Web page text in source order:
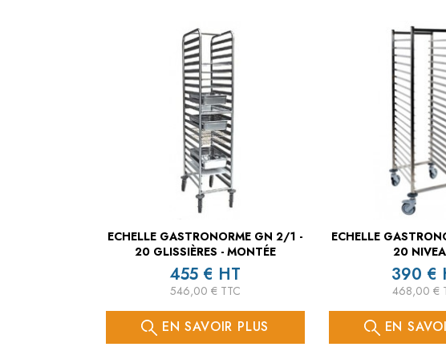
ECHELLE GASTRONORME GN 2/1 -
20 GLISSIÈRES - MONTÉE
455 € HT
546,00 € TTC
EN SAVOIR PLUS
ECHELLE
20
390 €
468,00 €
EN